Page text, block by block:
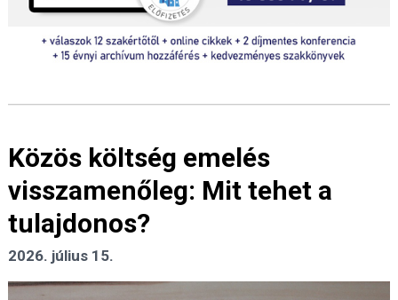
Közös költség emelés
visszamenőleg: Mit tehet a
tulajdonos?
2026. július 15.